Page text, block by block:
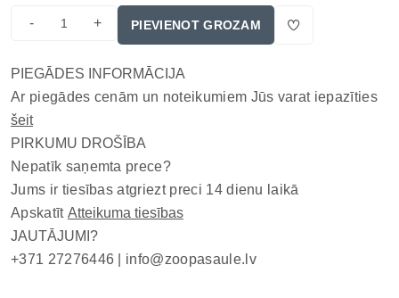
- + PIEVIENOT GROZAM
PIEGĀDES INFORMĀCIJA
Ar piegādes cenām un noteikumiem Jūs varat iepazīties
šeit
PIRKUMU DROŠĪBA
Nepatīk saņemta prece?
Jums ir tiesības atgriezt preci 14 dienu laikā
Apskatīt Atteikuma tiesības
JAUTĀJUMI?
+371 27276446 | info@zoopasaule.lv